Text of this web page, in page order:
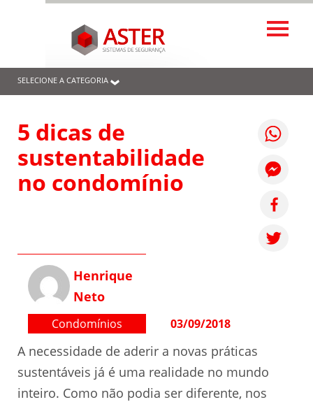
SELECIONE A CATEGORIA
5 dicas de
sustentabilidade
no condomínio
Henrique
Neto
Condomínios 03/09/2018
A necessidade de aderir a novas práticas
sustentáveis já é uma realidade no mundo
inteiro. Como não podia ser diferente, nos